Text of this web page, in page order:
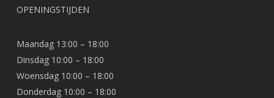
OPENINGSTIJDEN
Maandag 13:00 – 18:00
Dinsdag 10:00 – 18:00
Woensdag 10:00 – 18:00
Donderdag 10:00 – 18:00